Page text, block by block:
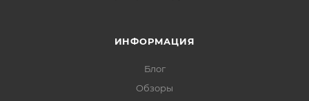
ИНФОРМАЦИЯ
Блог
Обзоры